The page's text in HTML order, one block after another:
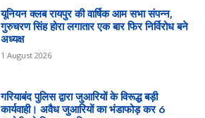
यूनियन क्लब रायपुर की वार्षिक आम सभा संपन्न,
गुरुचरण सिंह होरा लगातार एक बार फिर निर्विरोध बने
अध्यक्ष
1 August 2026
गरियाबंद पुलिस द्वारा जुआरियों के विरूद्ध बड़ी
कार्यवाही। अवैध जुआरियों का भंडाफोड़ कर 6